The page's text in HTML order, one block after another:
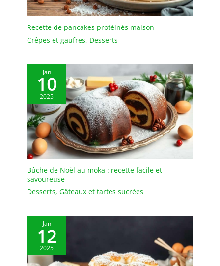
Recette de pancakes protéinés maison
Crêpes et gaufres, Desserts
Jan
10
2025
Bûche de Noël au moka : recette facile et
savoureuse
Desserts, Gâteaux et tartes sucrées
Jan
12
2025